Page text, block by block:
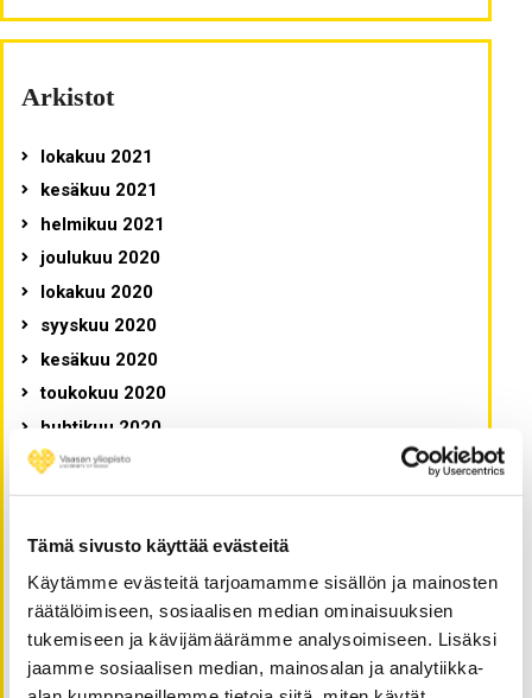
Tämä sivusto käyttää evästeitä
Käytämme evästeitä tarjoamamme sisällön ja mainosten
räätälöimiseen, sosiaalisen median ominaisuuksien
tukemiseen ja kävijämäärämme analysoimiseen. Lisäksi
jaamme sosiaalisen median, mainosalan ja analytiikka-
Arkistot
lokakuu 2021
kesäkuu 2021
helmikuu 2021
joulukuu 2020
lokakuu 2020
syyskuu 2020
kesäkuu 2020
toukokuu 2020
huhtikuu 2020
tammikuu 2020
joulukuu 2019
syyskuu 2019
elokuu 2019
toukokuu 2019